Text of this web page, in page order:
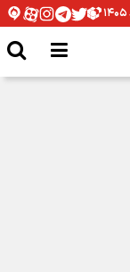
لیگ برتر در